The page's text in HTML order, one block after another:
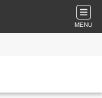
MENU